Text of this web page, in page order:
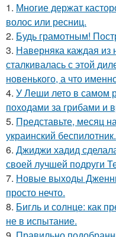
1. Многие держат
волос или ресниц.
2. Будь грамотным!
3. Наверняка каждая из
сталкивалась с этой
новенького, а что
4. У Леши лето в самом
походами за грибами и
5. Представьте, месяц
украинский беспилотник.
6. Джиджи хадид
своей лучшей подруги
7. Новые выходы
просто нечто.
8. Бигль и солнце: как
не в испытание.